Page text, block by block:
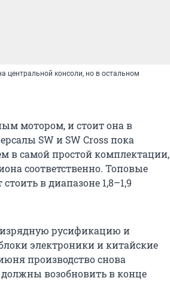
центральной консоли, но в остальном
мотором, и стоит она в
SW и SW Cross пока
в самой простой комплектации,
соответственно. Топовые
в диапазоне 1,8–1,9
русификацию и
электроники и китайские
производство снова
возобновить в конце